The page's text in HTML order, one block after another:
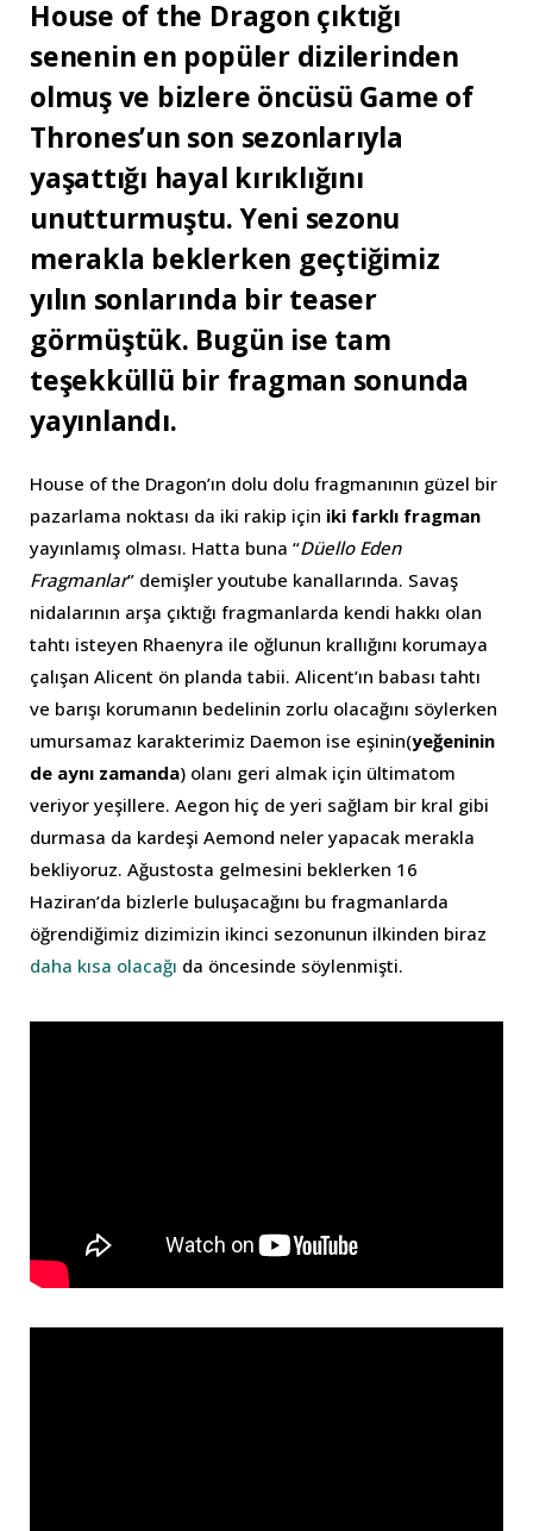
House of the Dragon çıktığı
senenin en popüler dizilerinden
olmuş ve bizlere öncüsü Game of
Thrones’un son sezonlarıyla
yaşattığı hayal kırıklığını
unutturmuştu. Yeni sezonu
merakla beklerken geçtiğimiz
yılın sonlarında bir teaser
görmüştük. Bugün ise tam
teşekküllü bir fragman sonunda
yayınlandı.
House of the Dragon’ın dolu dolu fragmanının güzel bir
pazarlama noktası da iki rakip için iki farklı fragman
yayınlamış olması. Hatta buna “Düello Eden
Fragmanlar” demişler youtube kanallarında. Savaş
nidalarının arşa çıktığı fragmanlarda kendi hakkı olan
tahtı isteyen Rhaenyra ile oğlunun krallığını korumaya
çalışan Alicent ön planda tabii. Alicent’ın babası tahtı
ve barışı korumanın bedelinin zorlu olacağını söylerken
umursamaz karakterimiz Daemon ise eşinin(yeğeninin
de aynı zamanda) olanı geri almak için ültimatom
veriyor yeşillere. Aegon hiç de yeri sağlam bir kral gibi
durmasa da kardeşi Aemond neler yapacak merakla
bekliyoruz. Ağustosta gelmesini beklerken 16
Haziran’da bizlerle buluşacağını bu fragmanlarda
öğrendiğimiz dizimizin ikinci sezonunun ilkinden biraz
daha kısa olacağı da öncesinde söylenmişti.